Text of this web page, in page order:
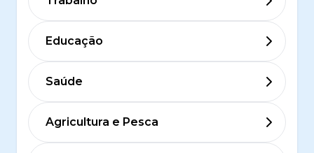
Educação
Saúde
Agricultura e Pesca